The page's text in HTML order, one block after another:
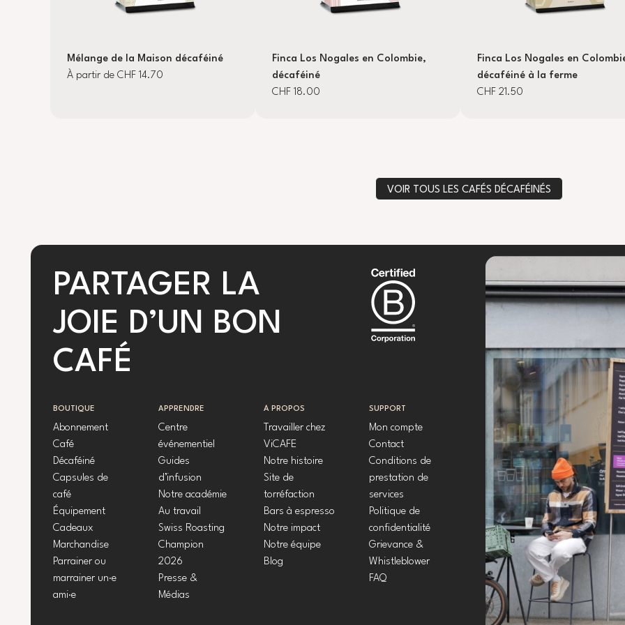
Mélange de la Maison décaféiné
À partir de CHF 14.70
Finca Los Nogales en Colombie,
décaféiné
CHF 18.00
Finca Los Nogales en
décaféiné à la ferme
CHF 21.50
VOIR TOUS LES CAFÉS DÉCAFÉINÉS
PARTAGER LA
JOIE D’UN BON
CAFÉ
BOUTIQUE
Abonnement
Café
Décaféiné
Capsules de
café
Équipement
Cadeaux
Marchandise
Parrainer ou
marrainer un·e
ami·e
APPRENDRE
Centre
événementiel
Guides
d’infusion
Notre académie
Au travail
Swiss Roasting
Champion
2026
Presse &
Médias
À PROPOS
Travailler chez
ViCAFE
Notre histoire
Site de
torréfaction
Bars à espresso
Notre impact
Notre équipe
Blog
SUPPORT
Mon compte
Contact
Conditions de
prestation de
services
Politique de
confidentialité
Grievance &
Whistleblower
FAQ